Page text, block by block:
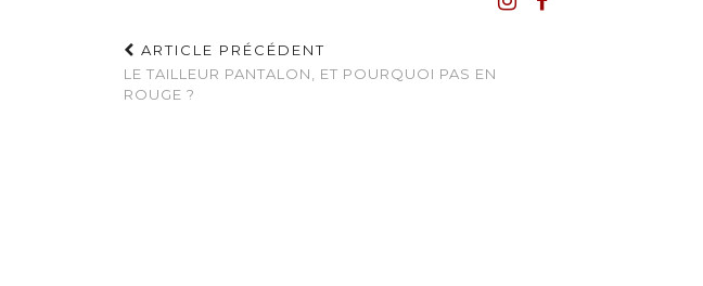
ARTICLE PRÉCÉDENT
LE TAILLEUR PANTALON, ET POURQUOI PAS EN
ROUGE ?